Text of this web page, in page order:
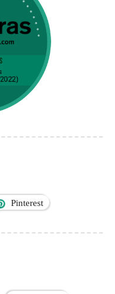
Pinterest